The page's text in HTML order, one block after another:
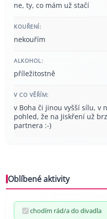
ne, ty, co mám už stačí
KOUŘENÍ:
nekouřím
ALKOHOL:
příležitostně
V CO VĚŘÍM:
v Boha či jinou vyšší sílu, v
pohled, že na Jiskření už
partnera :-)
Oblíbené aktivity
chodím rád/a do divadla